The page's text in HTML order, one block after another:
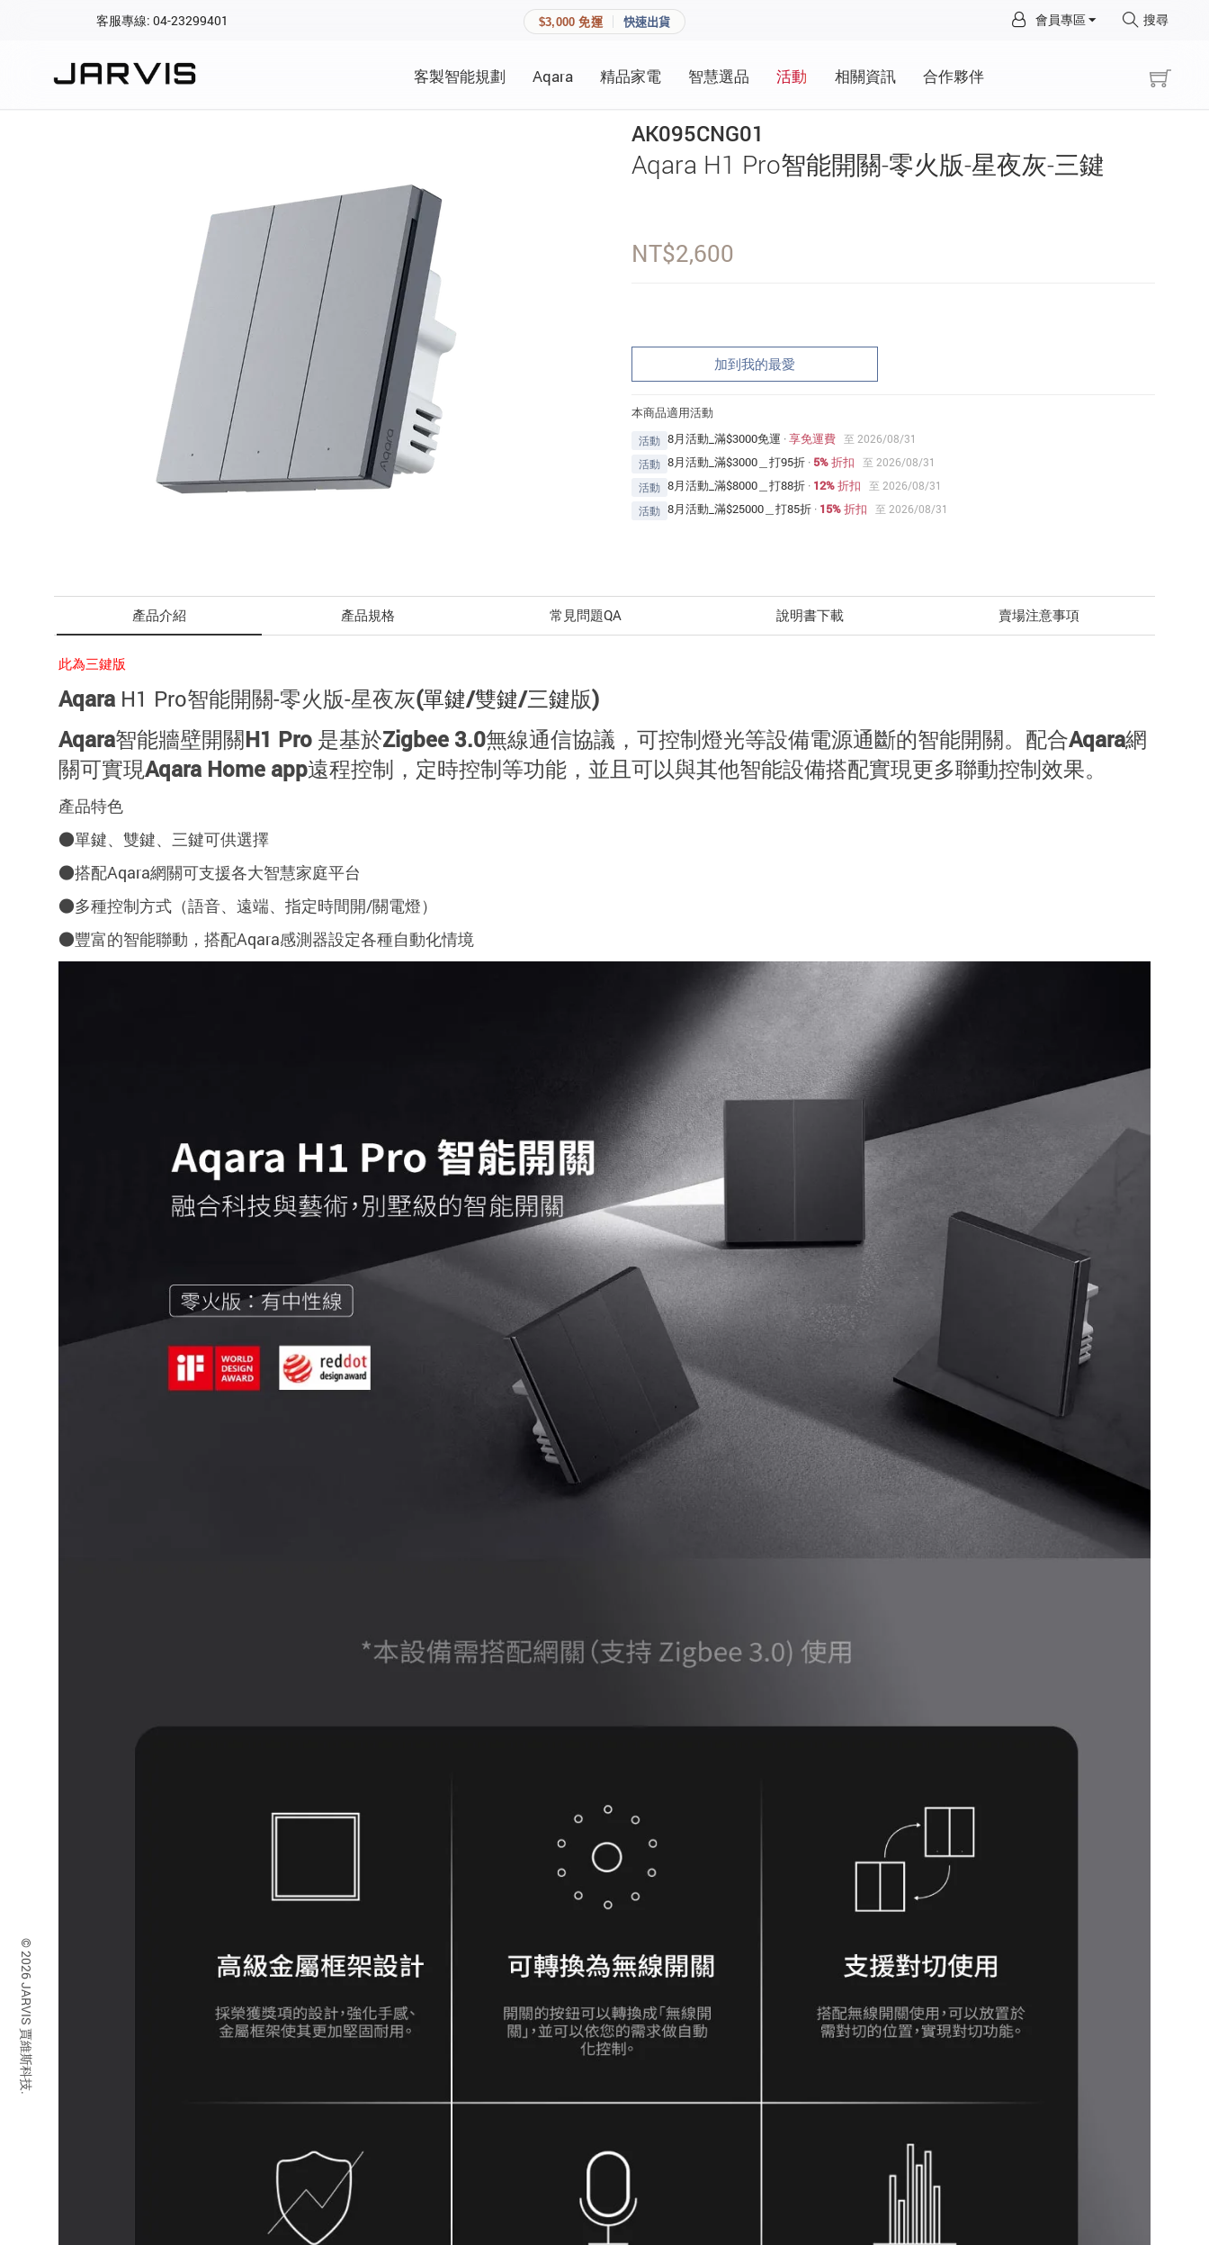
客服專線: 04-23299401 $3,000 免運 快速出貨 會員專區 搜尋
客製智能規劃 Aqara 精品家電 智慧選品 活動 相關資訊 合作夥伴
AK095CNG01
Aqara H1 Pro智能開關-零火版-星夜灰-三鍵
NT$2,600
加到我的最愛
本商品適用活動
活動 8月活動_滿$3000免運 ·享免運費
至 2026/08/31
活動 8月活動_滿$3000＿打95折 · 5% 折扣
至 2026/08/31
活動 8月活動_滿$8000＿打88折 · 12% 折扣
至 2026/08/31
活動 8月活動_滿$25000＿打85折 · 15% 折扣 至 2026/08/31
產品介紹 產品規格 常見問題QA 說明書下載 賣場注意事項
此為三鍵版
Aqara H1 Pro智能開關-零火版-星夜灰(單鍵/雙鍵/三鍵版)
Aqara智能牆壁開關H1 Pro 是基於Zigbee 3.0無線通信協議，可控制燈光等設備電源通斷的智能開關。配合Aqara網
關可實現Aqara Home app遠程控制，定時控制等功能，並且可以與其他智能設備搭配實現更多聯動控制效果。
產品特色
●單鍵、雙鍵、三鍵可供選擇
●搭配Aqara網關可支援各大智慧家庭平台
●多種控制方式（語音、遠端、 指定時間開/關電燈）
●豐富的智能聯動，搭配Aqara感測器設定各種自動化情境
© 2026 JARVIS 賈維斯科技.
×
智能門鎖
Matter 智慧家庭
精品家電
密碼
登入會員
建立新帳號
加入 JARVIS VIP